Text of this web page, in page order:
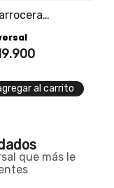
gris cuenta con
con
.900
al carrito
que más le